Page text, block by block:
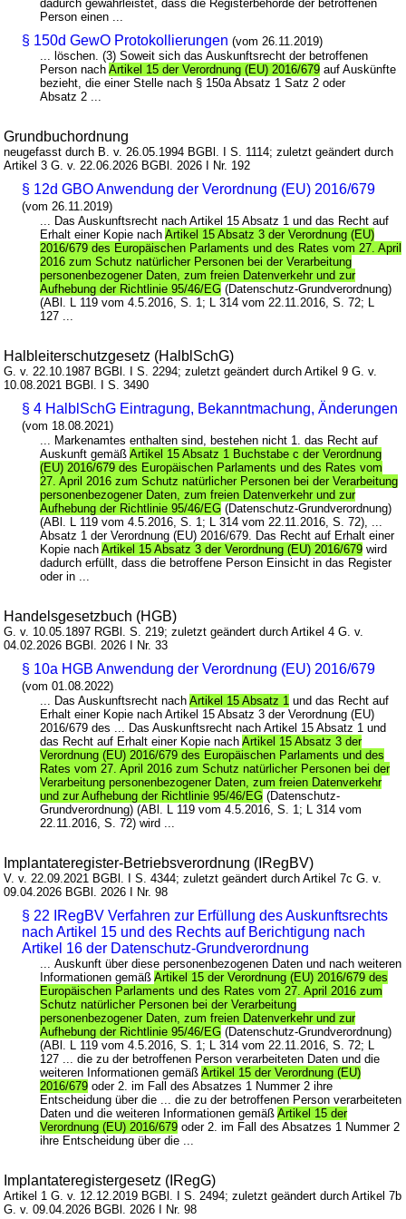
dadurch gewährleistet, dass die Registerbehörde der betroffenen
Person einen ...
§ 150d GewO Protokollierungen (vom 26.11.2019)
... löschen. (3) Soweit sich das Auskunftsrecht der betroffenen
Person nachArtikel 15 der Verordnung (EU) 2016/679 auf Auskünfte
bezieht, die einer Stelle nach § 150a Absatz 1 Satz 2 oder
Absatz 2 ...
Grundbuchordnung
neugefasst durch B. v. 26.05.1994 BGBl. I S. 1114; zuletzt geändert durch
Artikel 3 G. v. 22.06.2026 BGBl. 2026 I Nr. 192
§ 12d GBO Anwendung der Verordnung (EU) 2016/679
(vom 26.11.2019)
... Das Auskunftsrecht nach Artikel 15 Absatz 1 und das Recht auf
Erhalt einer Kopie nachArtikel 15 Absatz 3 der Verordnung (EU)
2016/679 des Europäischen Parlaments und des Rates vom 27. April
2016 zum Schutz natürlicher Personen bei der Verarbeitung
personenbezogener Daten, zum freien Datenverkehr und zur
Aufhebung der Richtlinie 95/46/EG (Datenschutz-Grundverordnung)
(ABl. L 119 vom 4.5.2016, S. 1; L 314 vom 22.11.2016, S. 72; L
127 ...
Halbleiterschutzgesetz (HalblSchG)
G. v. 22.10.1987 BGBl. I S. 2294; zuletzt geändert durch Artikel 9 G. v.
10.08.2021 BGBl. I S. 3490
§ 4 HalblSchG Eintragung, Bekanntmachung, Änderungen
(vom 18.08.2021)
... Markenamtes enthalten sind, bestehen nicht 1. das Recht auf
Auskunft gemäßArtikel 15 Absatz 1 Buchstabe c der Verordnung
(EU) 2016/679 des Europäischen Parlaments und des Rates vom
27. April 2016 zum Schutz natürlicher Personen bei der Verarbeitung
personenbezogener Daten, zum freien Datenverkehr und zur
Aufhebung der Richtlinie 95/46/EG (Datenschutz-Grundverordnung)
(ABl. L 119 vom 4.5.2016, S. 1; L 314 vom 22.11.2016, S. 72), ...
Absatz 1 der Verordnung (EU) 2016/679. Das Recht auf Erhalt einer
Kopie nachArtikel 15 Absatz 3 der Verordnung (EU) 2016/679 wird
dadurch erfüllt, dass die betroffene Person Einsicht in das Register
oder in ...
Handelsgesetzbuch (HGB)
G. v. 10.05.1897 RGBl. S. 219; zuletzt geändert durch Artikel 4 G. v.
04.02.2026 BGBl. 2026 I Nr. 33
§ 10a HGB Anwendung der Verordnung (EU) 2016/679
(vom 01.08.2022)
... Das Auskunftsrecht nachArtikel 15 Absatz 1 und das Recht auf
Erhalt einer Kopie nach Artikel 15 Absatz 3 der Verordnung (EU)
2016/679 des ... Das Auskunftsrecht nach Artikel 15 Absatz 1 und
das Recht auf Erhalt einer Kopie nachArtikel 15 Absatz 3 der
Verordnung (EU) 2016/679 des Europäischen Parlaments und des
Rates vom 27. April 2016 zum Schutz natürlicher Personen bei der
Verarbeitung personenbezogener Daten, zum freien Datenverkehr
und zur Aufhebung der Richtlinie 95/46/EG (Datenschutz-
Grundverordnung) (ABl. L 119 vom 4.5.2016, S. 1; L 314 vom
22.11.2016, S. 72) wird ...
Implantateregister-Betriebsverordnung (IRegBV)
V. v. 22.09.2021 BGBl. I S. 4344; zuletzt geändert durch Artikel 7c G. v.
09.04.2026 BGBl. 2026 I Nr. 98
§ 22 IRegBV Verfahren zur Erfüllung des Auskunftsrechts
nach Artikel 15 und des Rechts auf Berichtigung nach
Artikel 16 der Datenschutz-Grundverordnung
... Auskunft über diese personenbezogenen Daten und nach weiteren
Informationen gemäßArtikel 15 der Verordnung (EU) 2016/679 des
Europäischen Parlaments und des Rates vom 27. April 2016 zum
Schutz natürlicher Personen bei der Verarbeitung
personenbezogener Daten, zum freien Datenverkehr und zur
Aufhebung der Richtlinie 95/46/EG (Datenschutz-Grundverordnung)
(ABl. L 119 vom 4.5.2016, S. 1; L 314 vom 22.11.2016, S. 72; L
127 ... die zu der betroffenen Person verarbeiteten Daten und die
weiteren Informationen gemäßArtikel 15 der Verordnung (EU)
2016/679 oder 2. im Fall des Absatzes 1 Nummer 2 ihre
Entscheidung über die ... die zu der betroffenen Person verarbeiteten
Daten und die weiteren Informationen gemäßArtikel 15 der
Verordnung (EU) 2016/679 oder 2. im Fall des Absatzes 1 Nummer 2
ihre Entscheidung über die ...
Implantateregistergesetz (IRegG)
Artikel 1 G. v. 12.12.2019 BGBl. I S. 2494; zuletzt geändert durch Artikel 7b
G. v. 09.04.2026 BGBl. 2026 I Nr. 98